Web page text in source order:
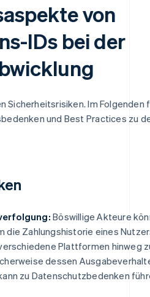
von
IDs bei der
Sicherheitsrisiken. Im Folgenden
und Best Practices zu
Böswillige Akteure
die Zahlungshistorie eines
Plattformen hinweg
dessen
zu Datenschutzbedenken